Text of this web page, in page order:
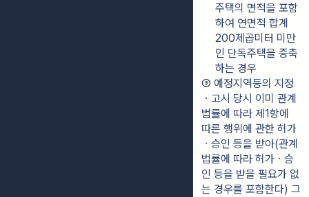
주택의 면적을 포함
하여 연면적 합계
200제곱미터 미만
인 단독주택을 증축
하는 경우
③ 예정지역등의 지정
ㆍ고시 당시 이미 관계
법률에 따라 제1항에
따른 행위에 관한 허가
ㆍ승인 등을 받아(관계
법률에 따라 허가ㆍ승
인 등을 받을 필요가 없
는 경우를 포함한다) 그